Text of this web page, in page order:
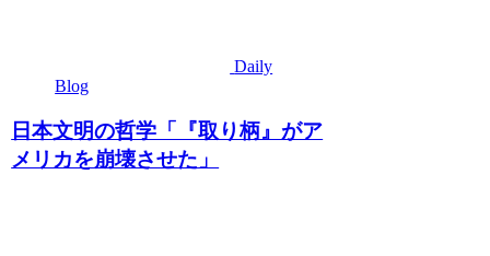
Daily
Blog
日本文明の哲学「『取り柄』がア
メリカを崩壊させた」